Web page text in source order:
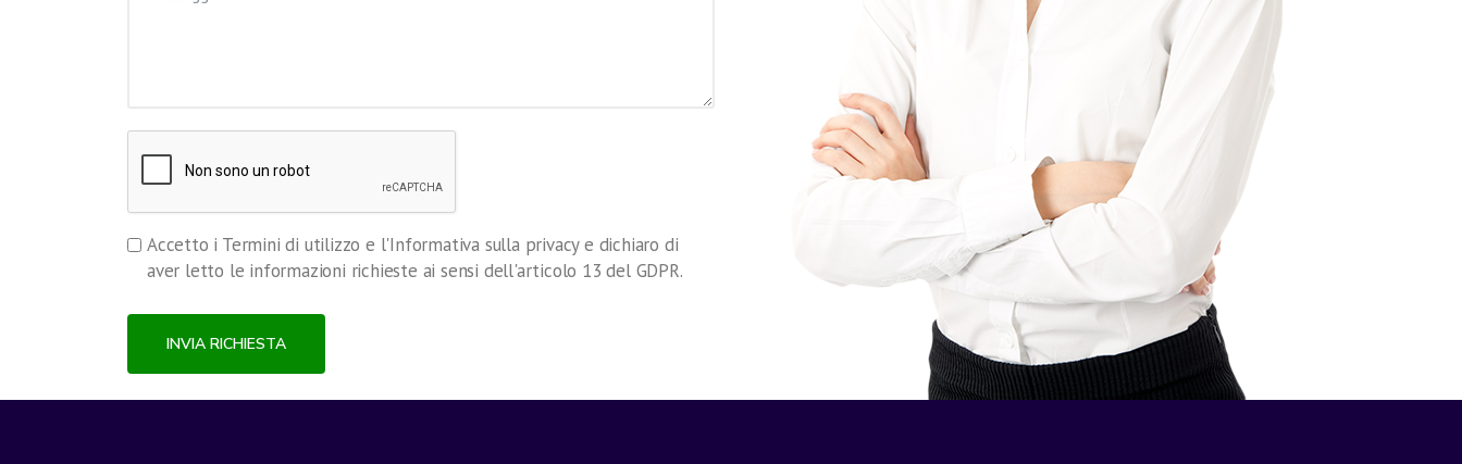
Accetto i Termini di utilizzo e l'Informativa sulla privacy e dichiaro di
aver letto le informazioni richieste ai sensi dell'articolo 13 del GDPR.
INVIA RICHIESTA